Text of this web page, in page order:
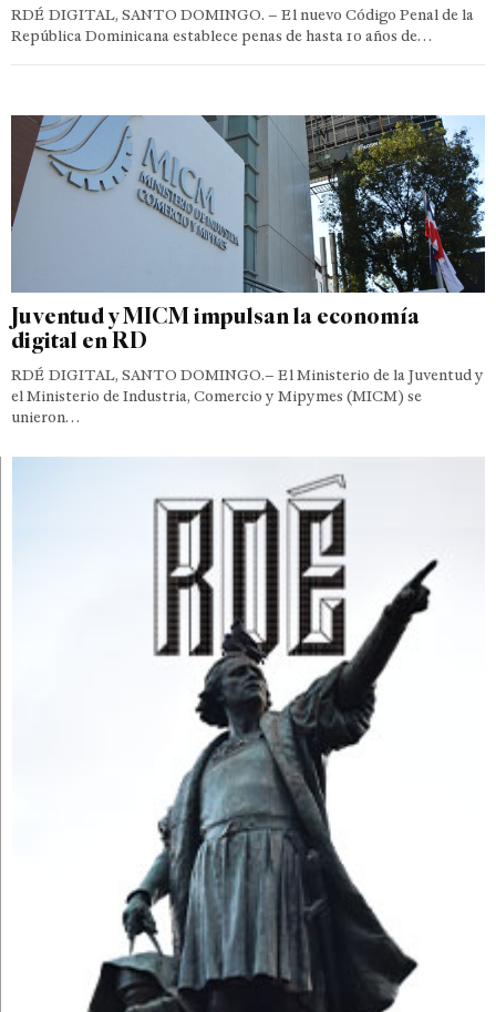
RDÉ DIGITAL, SANTO DOMINGO. – El nuevo Código Penal de la
República Dominicana establece penas de hasta 10 años de…
Juventud y MICM impulsan la economía
digital en RD
RDÉ DIGITAL, SANTO DOMINGO.– El Ministerio de la Juventud y
el Ministerio de Industria, Comercio y Mipymes (MICM) se
unieron…